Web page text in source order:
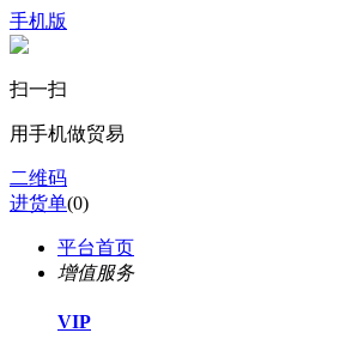
手机版
扫一扫
用手机做贸易
二维码
进货单(0)
平台首页
增值服务
VIP